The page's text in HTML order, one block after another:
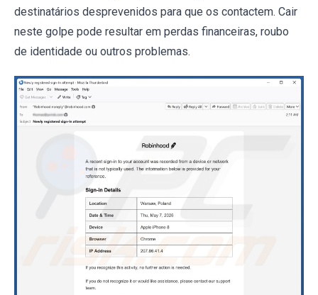
destinatários desprevenidos para que os contactem. Cair
neste golpe pode resultar em perdas financeiras, roubo
de identidade ou outros problemas.